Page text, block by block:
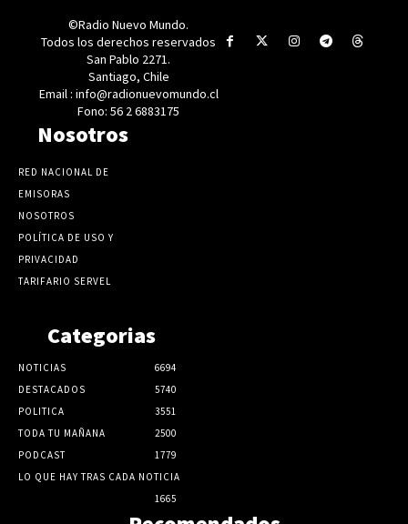
©Radio Nuevo Mundo.
Todos los derechos reservados
San Pablo 2271.
Santiago, Chile
Email : info@radionuevomundo.cl
Fono: 56 2 6883175
Nosotros
RED NACIONAL DE
EMISORAS
NOSOTROS
POLÍTICA DE USO Y
PRIVACIDAD
TARIFARIO SERVEL
Categorias
NOTICIAS
6694
DESTACADOS
5740
POLITICA
3551
TODA TU MAÑANA
2500
PODCAST
1779
LO QUE HAY TRAS CADA NOTICIA
1665